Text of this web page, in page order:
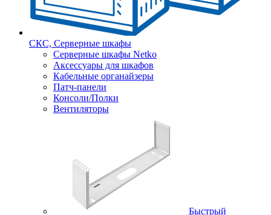
СКС, Серверные шкафы
Серверные шкафы Netko
Аксессуары для шкафов
Кабельные органайзеры
Патч-панели
Консоли/Полки
Вентиляторы
Быстрый